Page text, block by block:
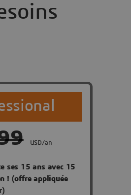
USD/an
ses 15 ans avec 15
! (offre appliquée